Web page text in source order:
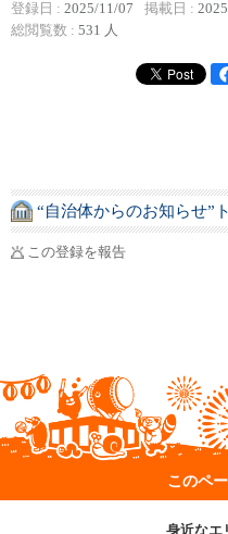
登録日 : 2025/11/07 掲載日 :
総閲覧数 : 531 人
“自治体からのお知らせ”
この登録を報告
このペ
身近なエ